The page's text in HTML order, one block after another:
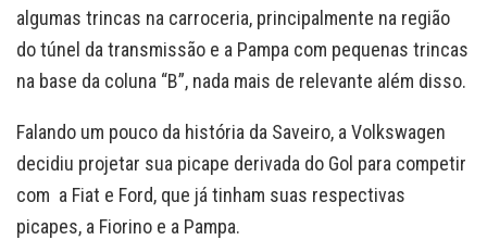
algumas trincas na carroceria, principalmente na região
do túnel da transmissão e a Pampa com pequenas trincas
na base da coluna “B”, nada mais de relevante além disso.
Falando um pouco da história da Saveiro, a Volkswagen
decidiu projetar sua picape derivada do Gol para competir
com a Fiat e Ford, que já tinham suas respectivas
picapes, a Fiorino e a Pampa.